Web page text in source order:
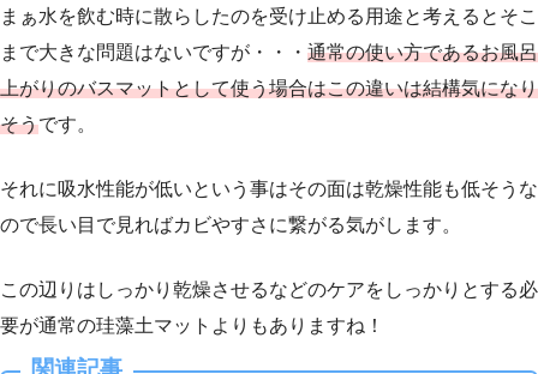
まぁ水を飲む時に散らしたのを受け止める用途と考えるとそこ
まで大きな問題はないですが・・・ 通常の使い方であるお風呂
上がりのバスマットとして使う場合はこの違いは結構気になり
そうです。
それに吸水性能が低いという事はその面は乾燥性能も低そうな
ので長い目で見ればカビやすさに繋がる気がします。
この辺りはしっかり乾燥させるなどのケアをしっかりとする必
要が通常の珪藻土マットよりもありますね！
関連記事